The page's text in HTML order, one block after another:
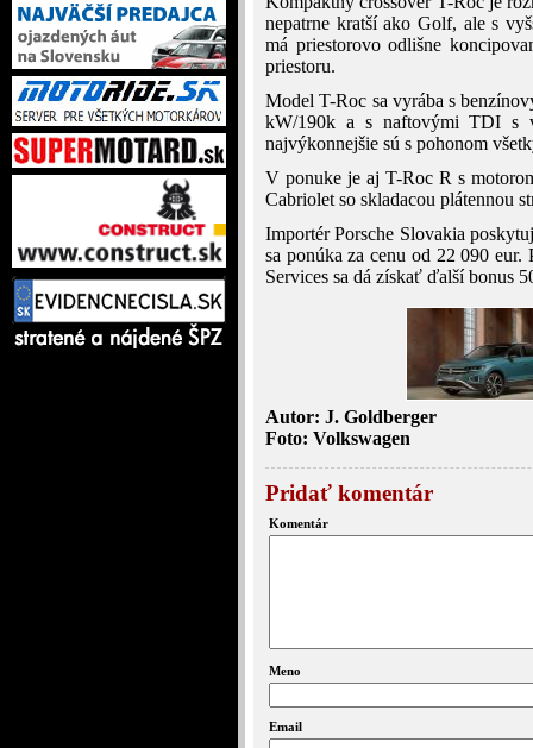
nepatrne kratší ako Golf, ale s
má priestorovo odlišne
priestoru.
Model T-Roc sa vyrába s
kW/190k a s naftovými TDI s
najvýkonnejšie sú s pohonom
V ponuke je aj T-Roc R s
Cabriolet so skladacou plátennou
Importér Porsche Slovakia
sa ponúka za cenu od 22 090
Services sa dá získať ďalší bonus
Autor: J. Goldberger
Foto: Volkswagen
Pridať komentár
Komentár
Meno
Email